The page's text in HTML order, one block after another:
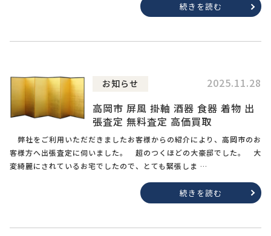
続きを読む
お知らせ
2025.11.28
高岡市 屏風 掛軸 酒器 食器 着物 出
張査定 無料査定 高価買取
弊社をご利用いただだきましたお客様からの紹介により、高岡市のお
客様方へ出張査定に伺いました。 超のつくほどの大豪邸でした。 大
変綺麗にされているお宅でしたので、とても緊張しま …
続きを読む